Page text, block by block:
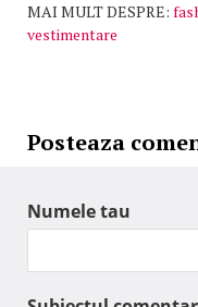
MAI MULT DESPRE:
vestimentare
Posteaza
Numele tau